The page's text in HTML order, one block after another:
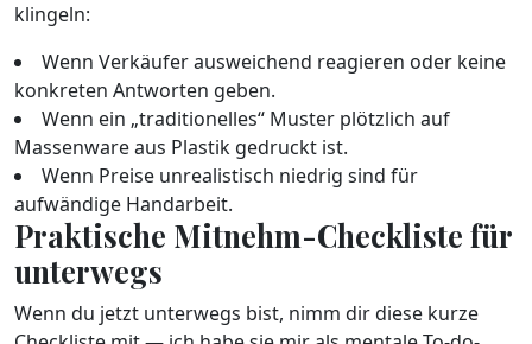
klingeln:
Wenn Verkäufer ausweichend reagieren oder keine
konkreten Antworten geben.
Wenn ein „traditionelles“ Muster plötzlich auf
Massenware aus Plastik gedruckt ist.
Wenn Preise unrealistisch niedrig sind für
aufwändige Handarbeit.
Praktische Mitnehm-Checkliste für
unterwegs
Wenn du jetzt unterwegs bist, nimm dir diese kurze